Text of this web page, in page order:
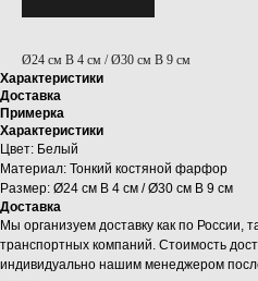
Ø24 см В 4 см / Ø30 см В 9 см
Характеристики
Доставка
Примерка
Характеристики
Цвет: Белый
Материал: Тонкий костяной фарфор
Размер: Ø24 см В 4 см / Ø30 см В 9 см
Доставка
Мы организуем доставку как по России,
транспортных компаний. Стоимость
индивидуально нашим менеджером